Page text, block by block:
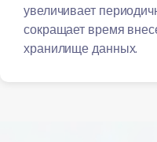
увеличивает
сокращает время
хранилище данных.